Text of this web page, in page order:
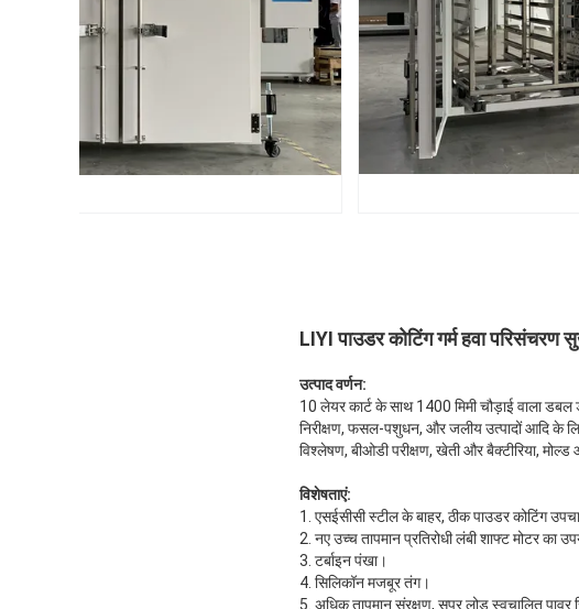
LIYI पाउडर कोटिंग गर्म हवा
उत्पाद वर्णन:
10 लेयर कार्ट के साथ 1400 मिमी चौड़ाई वाला डबल
निरीक्षण, फसल-पशुधन, और जलीय उत्पादों आदि के
विश्लेषण, बीओडी परीक्षण, खेती और बैक्टीरिया,
विशेषताएं:
1. एसईसीसी स्टील के बाहर, ठीक पाउडर कोटिंग
2. नए उच्च तापमान प्रतिरोधी लंबी शाफ्ट मोटर का
3. टर्बाइन पंखा।
4. सिलिकॉन मजबूर तंग।
5. अधिक तापमान संरक्षण, सुपर लोड स्वचालित पावर